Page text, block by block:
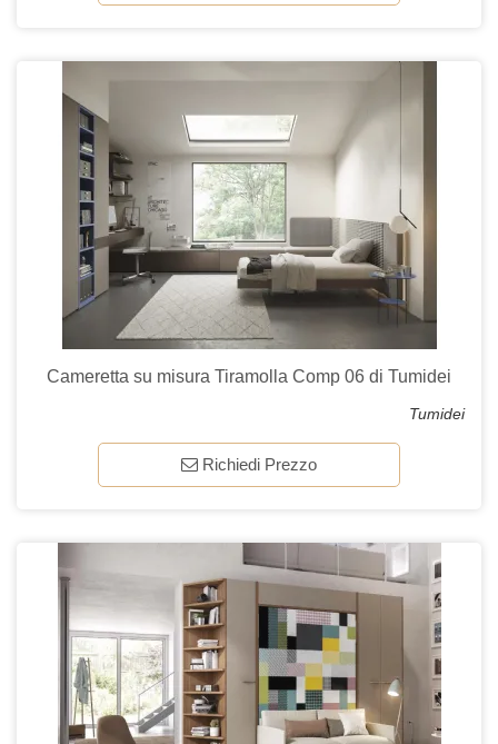
Cameretta su misura Tiramolla Comp 06 di Tumidei
Tumidei
Richiedi Prezzo